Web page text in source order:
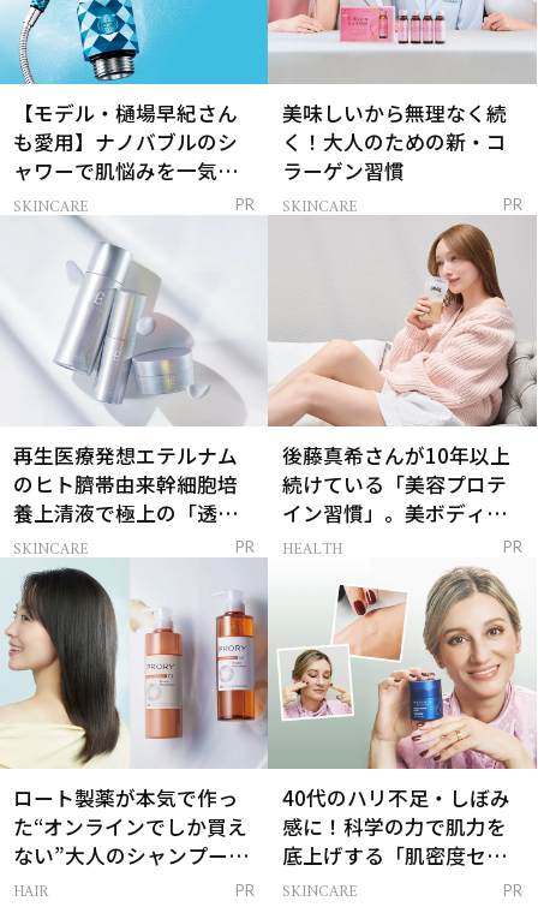
【モデル・樋場早紀さん
も愛用】ナノバブルのシ
ャワーで肌悩みを一気に
解決
SKINCARE PR
美味しいから無理なく続
く！大人のための新・コ
ラーゲン習慣
SKINCARE PR
再生医療発想エテルナム
のヒト臍帯由来幹細胞培
養上清液で極上の「透明
感ハリ肌」へ
SKINCARE PR
後藤真希さんが10年以上
続けている「美容プロテ
イン習慣」。美ボディを
支える朝ルーティンと
HEALTH PR
ロート製薬が本気で作っ
た“オンラインでしか買え
ない”大人のシャンプー＆
トリートメントって？
HAIR PR
40代のハリ不足・しぼみ
感に！科学の力で肌力を
底上げする「肌密度セラ
ム」
SKINCARE PR